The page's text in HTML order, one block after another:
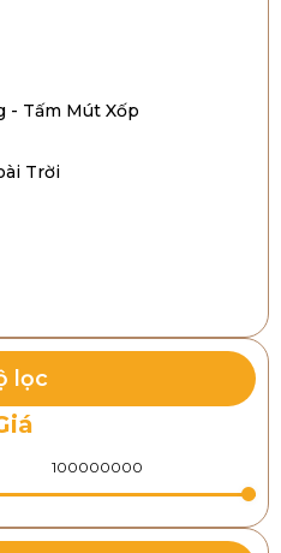
- Tấm Mút Xốp
Trời
lọc